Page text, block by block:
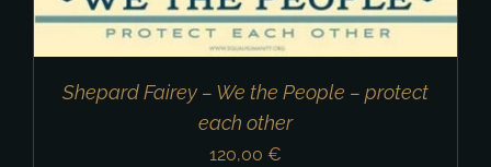
Shepard Fairey – We the People – protect
each other
120,00 €